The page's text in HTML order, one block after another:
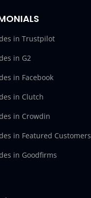
in Trustpilot
in G2
in Facebook
in Clutch
in Crowdin
in Featured Customers
in Goodfirms